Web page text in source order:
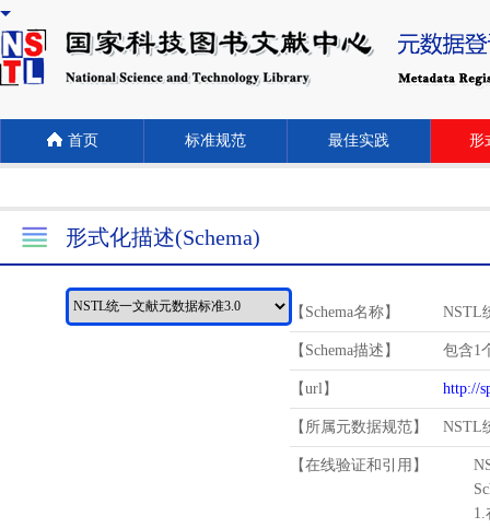
首页 标准规范 最佳实践 形
形式化描述(Schema)
【Schema名称】 NSTL
【Schema描述】 包含1
【url】 http://
【所属元数据规范】 NSTL
【在线验证和引用】
1.